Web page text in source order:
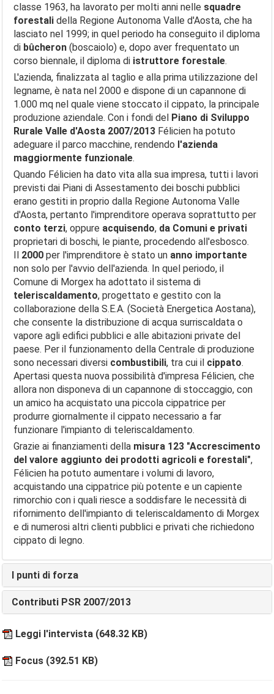
classe 1963, ha lavorato per molti anni nelle squadre
forestali della Regione Autonoma Valle d'Aosta, che ha
lasciato nel 1999; in quel periodo ha conseguito il diploma
di bûcheron (boscaiolo) e, dopo aver frequentato un
corso biennale, il diploma di istruttore forestale.
L'azienda, finalizzata al taglio e alla prima utilizzazione del
legname, è nata nel 2000 e dispone di un capannone di
1.000 mq nel quale viene stoccato il cippato, la principale
produzione aziendale. Con i fondi del Piano di Sviluppo
Rurale Valle d'Aosta 2007/2013 Félicien ha potuto
adeguare il parco macchine, rendendo l'azienda
maggiormente funzionale.
Quando Félicien ha dato vita alla sua impresa, tutti i lavori
previsti dai Piani di Assestamento dei boschi pubblici
erano gestiti in proprio dalla Regione Autonoma Valle
d'Aosta, pertanto l'imprenditore operava soprattutto per
conto terzi, oppure acquisendo, da Comuni e privati
proprietari di boschi, le piante, procedendo all'esbosco.
Il 2000 per l'imprenditore è stato un anno importante
non solo per l'avvio dell'azienda. In quel periodo, il
Comune di Morgex ha adottato il sistema di
teleriscaldamento, progettato e gestito con la
collaborazione della S.E.A. (Società Energetica Aostana),
che consente la distribuzione di acqua surriscaldata o
vapore agli edifici pubblici e alle abitazioni private del
paese. Per il funzionamento della Centrale di produzione
sono necessari diversi combustibili, tra cui il cippato.
Apertasi questa nuova possibilità d'impresa Félicien, che
allora non disponeva di un capannone di stoccaggio, con
un amico ha acquistato una piccola cippatrice per
produrre giornalmente il cippato necessario a far
funzionare l'impianto di teleriscaldamento.
Grazie ai finanziamenti della misura 123 "Accrescimento
del valore aggiunto dei prodotti agricoli e forestali",
Félicien ha potuto aumentare i volumi di lavoro,
acquistando una cippatrice più potente e un capiente
rimorchio con i quali riesce a soddisfare le necessità di
rifornimento dell'impianto di teleriscaldamento di Morgex
e di numerosi altri clienti pubblici e privati che richiedono
cippato di legno.
I punti di forza
Contributi PSR 2007/2013
Leggi l'intervista (648.32 KB)
Focus (392.51 KB)